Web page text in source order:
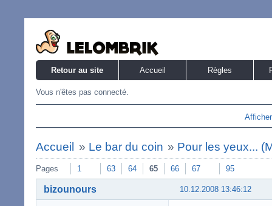
Retour au site Accueil Règles
Vous n'êtes pas connecté.
Accueil » Le bar du coin » Pour les yeux...
Pages 1 63 64 65 66 67 95
10.12.2008 13:46:12
bizounours